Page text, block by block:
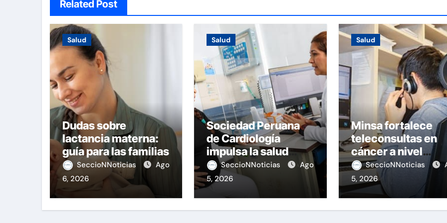
Related Post
Salud
Dudas sobre
lactancia materna:
guía para las familias
SeccioNNoticias
Ago
6, 2026
Salud
Sociedad Peruana
de Cardiología
impulsa la salud
materna
SeccioNNoticias
Ago
5, 2026
Salud
Minsa fortalece
teleconsultas en
cáncer a nivel
nacional
SeccioNNoticias
5, 2026